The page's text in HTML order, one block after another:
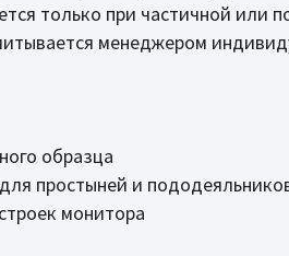
только при частичной или
менеджером
образца
простыней и
монитора